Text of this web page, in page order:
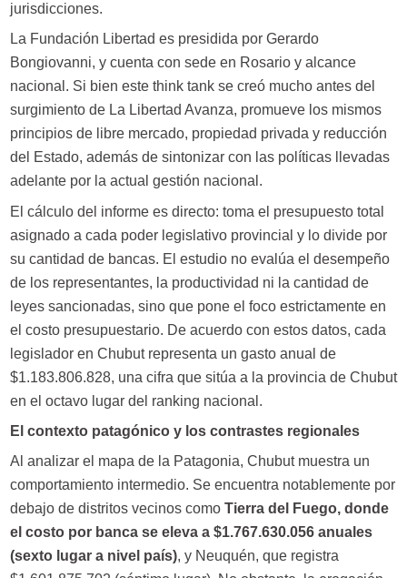
jurisdicciones.
La Fundación Libertad es presidida por Gerardo
Bongiovanni, y cuenta con sede en Rosario y alcance
nacional. Si bien este think tank se creó mucho antes del
surgimiento de La Libertad Avanza, promueve los mismos
principios de libre mercado, propiedad privada y reducción
del Estado, además de sintonizar con las políticas llevadas
adelante por la actual gestión nacional.
El cálculo del informe es directo: toma el presupuesto total
asignado a cada poder legislativo provincial y lo divide por
su cantidad de bancas. El estudio no evalúa el desempeño
de los representantes, la productividad ni la cantidad de
leyes sancionadas, sino que pone el foco estrictamente en
el costo presupuestario. De acuerdo con estos datos, cada
legislador en Chubut representa un gasto anual de
$1.183.806.828, una cifra que sitúa a la provincia de Chubut
en el octavo lugar del ranking nacional.
El contexto patagónico y los contrastes regionales
Al analizar el mapa de la Patagonia, Chubut muestra un
comportamiento intermedio. Se encuentra notablemente por
debajo de distritos vecinos como Tierra del Fuego, donde
el costo por banca se eleva a $1.767.630.056 anuales
(sexto lugar a nivel país), y Neuquén, que registra